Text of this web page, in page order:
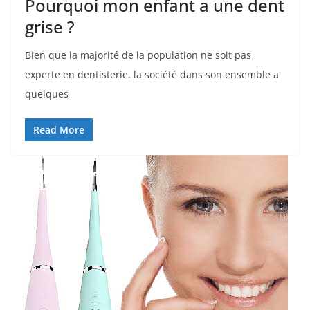
Pourquoi mon enfant a une dent
grise ?
Bien que la majorité de la population ne soit pas
experte en dentisterie, la société dans son ensemble a
quelques
Read More